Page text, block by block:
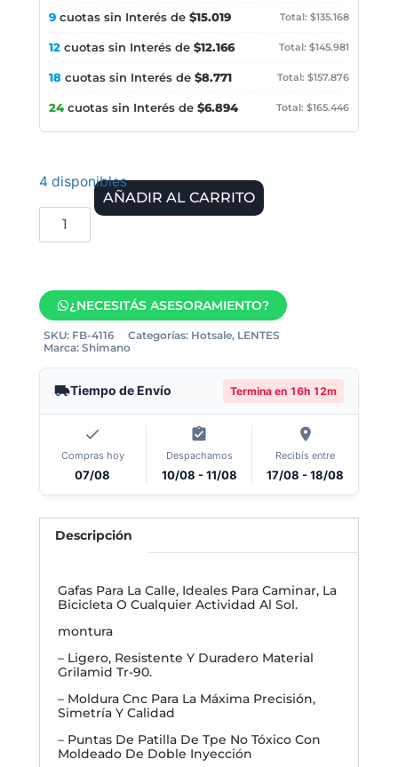
9 cuotas sin Interés de $15.019 Total: $135.168
12 cuotas sin Interés de $12.166 Total: $145.981
18 cuotas sin Interés de $8.771 Total: $157.876
24 cuotas sin Interés de $6.894 Total: $165.446
4 disponibles
AÑADIR AL CARRITO
¿NECESITÁS ASESORAMIENTO?
SKU: FB-4116 Categorías: Hotsale, LENTES
Marca: Shimano
Tiempo de Envío Termina en 16h 12m
Compras hoy
07/08
Despachamos
10/08 - 11/08
Recibís entre
17/08 - 18/08
Descripción
Gafas Para La Calle, Ideales Para Caminar, La
Bicicleta O Cualquier Actividad Al Sol.
montura
– Ligero, Resistente Y Duradero Material
Grilamid Tr-90.
– Moldura Cnc Para La Máxima Precisión,
Simetría Y Calidad
– Puntas De Patilla De Tpe No Tóxico Con
Moldeado De Doble Inyección